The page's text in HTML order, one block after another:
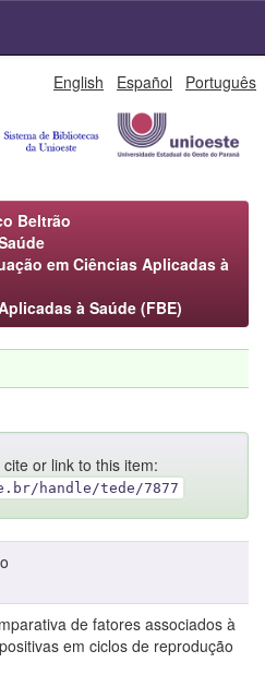
English Español Português
Beltrão
em Ciências Aplicadas à
à Saúde (FBE)
or link to this item:
handle/tede/7877
de fatores associados à
em ciclos de reprodução